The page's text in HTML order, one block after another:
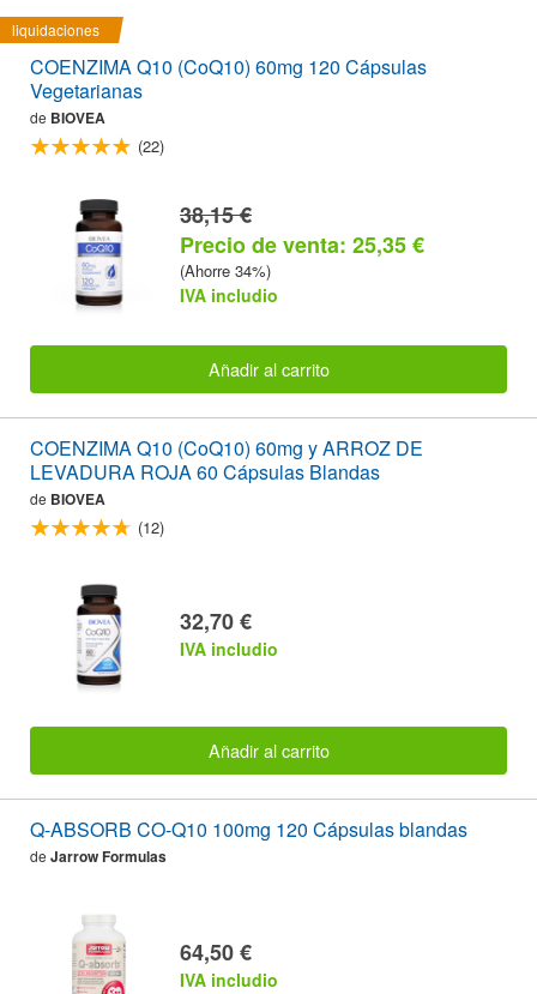
liquidaciones
COENZIMA Q10 (CoQ10) 60mg 120 Cápsulas
Vegetarianas
de BIOVEA
(22)
38,15 €
Precio de venta: 25,35 €
(Ahorre 34%)
IVA includio
Añadir al carrito
COENZIMA Q10 (CoQ10) 60mg y ARROZ DE
LEVADURA ROJA 60 Cápsulas Blandas
de BIOVEA
(12)
32,70 €
IVA includio
Añadir al carrito
Q-ABSORB CO-Q10 100mg 120 Cápsulas blandas
de Jarrow Formulas
64,50 €
IVA includio